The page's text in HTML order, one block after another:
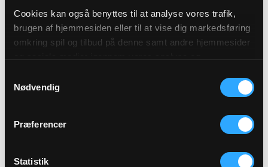
Cookies kan også benyttes til at analyse vores trafik,
brugen af hjemmesiden eller til at vise dig markedsføring
omkring spil og tilbud på denne samt andre hjemmesider
af cookies under "Detaljer" eller ved at klikke videre til
vores Cookiepolitik, som du finder i bunden af vores
Nødvendig
Præferencer
Statistik